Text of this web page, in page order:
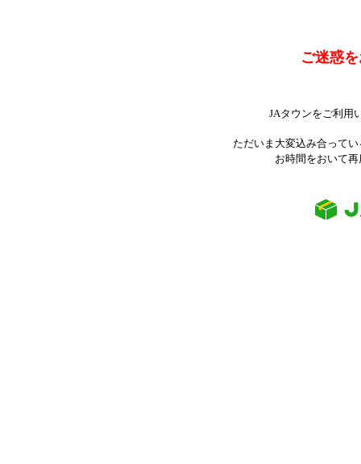
ご迷惑
JAタウンをご利用
ただいま大変込み合って
お時間をおいて